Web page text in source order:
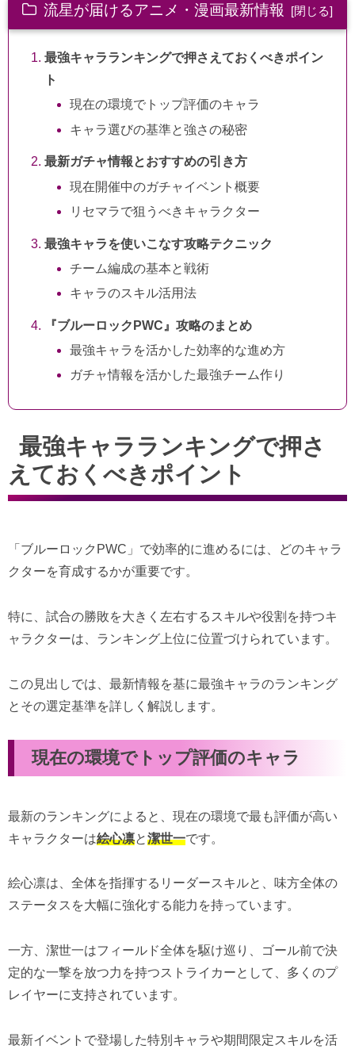
流星が届けるアニメ・漫画最新情報
最強キャラランキングで押さえておくべきポイン
ト
現在の環境でトップ評価のキャラ
キャラ選びの基準と強さの秘密
最新ガチャ情報とおすすめの引き方
現在開催中のガチャイベント概要
リセマラで狙うべきキャラクター
最強キャラを使いこなす攻略テクニック
チーム編成の基本と戦術
キャラのスキル活用法
『ブルーロックPWC』攻略のまとめ
最強キャラを活かした効率的な進め方
ガチャ情報を活かした最強チーム作り
最強キャラランキングで押さ
えておくべきポイント
「ブルーロックPWC」で効率的に進めるには、どのキャラ
クターを育成するかが重要です。
特に、試合の勝敗を大きく左右するスキルや役割を持つキ
ャラクターは、ランキング上位に位置づけられています。
この見出しでは、最新情報を基に最強キャラのランキング
とその選定基準を詳しく解説します。
現在の環境でトップ評価のキャラ
最新のランキングによると、現在の環境で最も評価が高い
キャラクターは絵心凛と潔世一です。
絵心凛は、全体を指揮するリーダースキルと、味方全体の
ステータスを大幅に強化する能力を持っています。
一方、潔世一はフィールド全体を駆け巡り、ゴール前で決
定的な一撃を放つ力を持つストライカーとして、多くのプ
レイヤーに支持されています。
最新イベントで登場した特別キャラや期間限定スキルを活